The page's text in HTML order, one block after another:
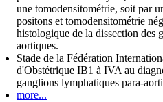
une tomodensitométrie, soit par
positons et tomodensitométrie
histologique de la dissection des
aortiques.
Stade de la Fédération
d'Obstétrique IB1 à IVA au
ganglions lymphatiques para-
more...